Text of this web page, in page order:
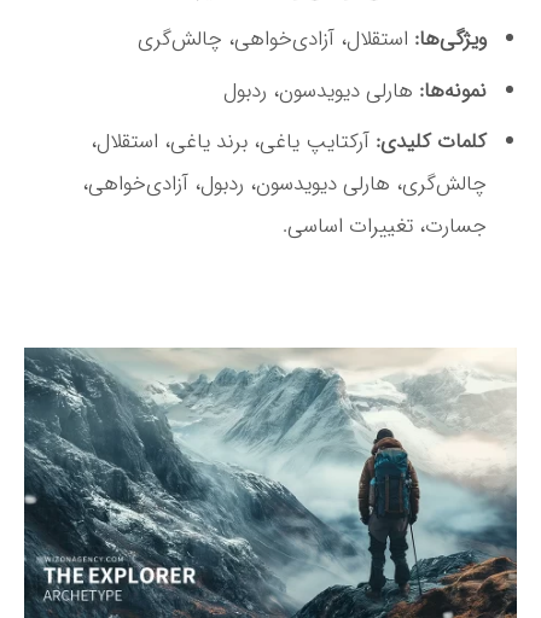
ویژگی‌ها: استقلال، آزادی‌خواهی، چالش‌گری
نمونه‌ها: هارلی دیویدسون، ردبول
کلمات کلیدی: آرکتایپ یاغی، برند یاغی، استقلال،
چالش‌گری، هارلی دیویدسون، ردبول، آزادی‌خواهی،
جسارت، تغییرات اساسی.